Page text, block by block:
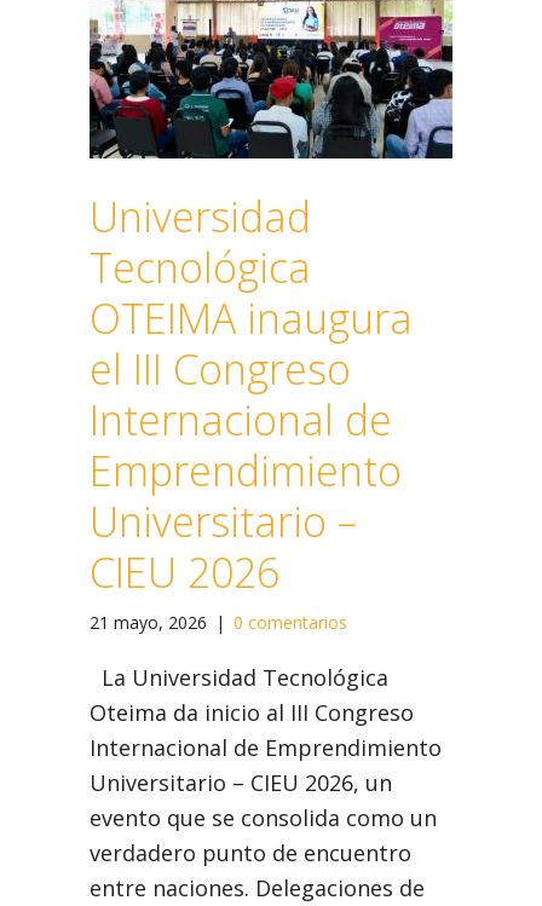
Universidad
Tecnológica
OTEIMA inaugura
el III Congreso
Internacional de
Emprendimiento
Universitario –
CIEU 2026
21 mayo, 2026 | 0 comentarios
La Universidad Tecnológica
Oteima da inicio al III Congreso
Internacional de Emprendimiento
Universitario – CIEU 2026, un
evento que se consolida como un
verdadero punto de encuentro
entre naciones. Delegaciones de